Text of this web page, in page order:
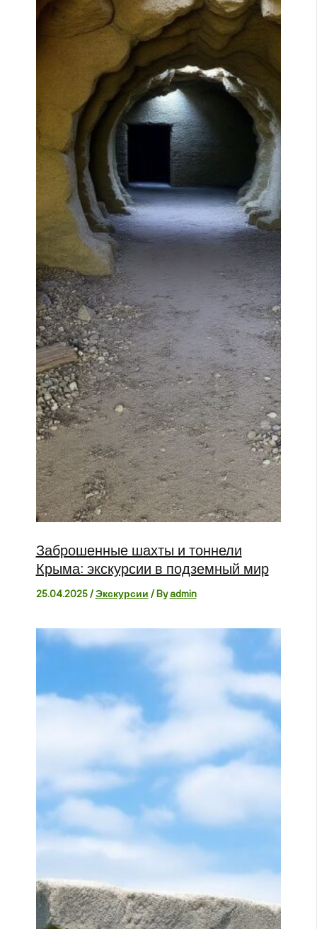
Заброшенные шахты и тоннели
Крыма: экскурсии в подземный мир
25.04.2025/Экскурсии / Byadmin